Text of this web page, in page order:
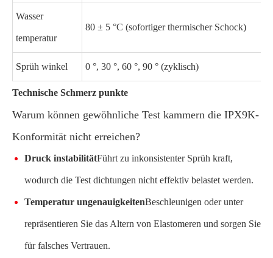
Wasser
temperatur
80 ± 5 °C (sofortiger thermischer Schock)
Sprüh winkel 0 °, 30 °, 60 °, 90 ° (zyklisch)
Technische Schmerz punkte
Warum können gewöhnliche Test kammern die IPX9K-
Konformität nicht erreichen?
Druck instabilitätFührt zu inkonsistenter Sprüh kraft,
wodurch die Test dichtungen nicht effektiv belastet werden.
Temperatur ungenauigkeitenBeschleunigen oder unter
repräsentieren Sie das Altern von Elastomeren und sorgen Sie
für falsches Vertrauen.